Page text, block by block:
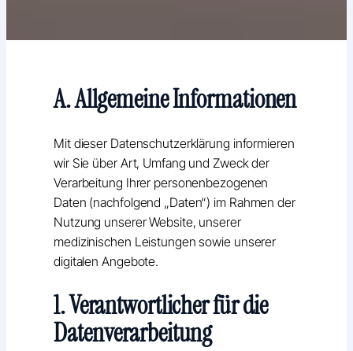
A. Allgemeine Informationen
Mit dieser Datenschutzerklärung informieren
wir Sie über Art, Umfang und Zweck der
Verarbeitung Ihrer personenbezogenen
Daten (nachfolgend „Daten“) im Rahmen der
Nutzung unserer Website, unserer
medizinischen Leistungen sowie unserer
digitalen Angebote.
1. Verantwortlicher für die
Datenverarbeitung